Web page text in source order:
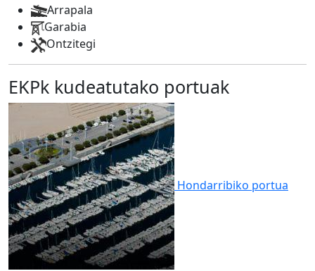
Arrapala
Garabia
Ontzitegi
EKPk kudeatutako portuak
Hondarribiko portua